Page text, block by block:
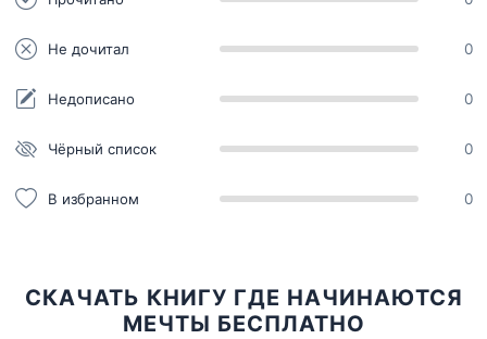
Не дочитал 0
Недописано 0
Чёрный список 0
В избранном 0
СКАЧАТЬ КНИГУ ГДЕ НАЧИНАЮТСЯ
МЕЧТЫ БЕСПЛАТНО